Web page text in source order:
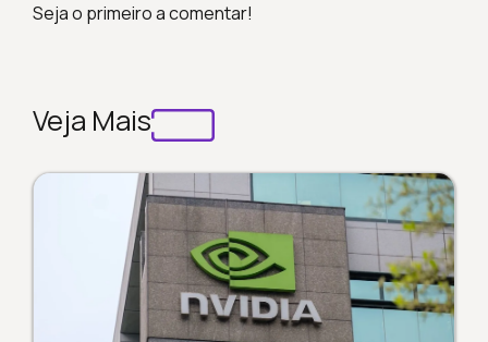
Seja o primeiro a comentar!
Veja Mais